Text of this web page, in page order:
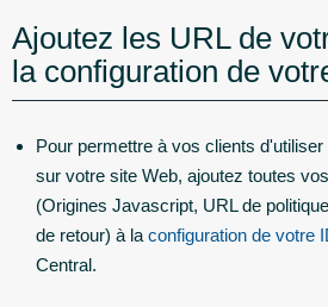
Ajoutez les URL de
la configuration de
Pour permettre à vos clients
sur votre site Web, ajoutez toutes
(Origines Javascript, URL de
de retour) à la configuration de votre
Central.